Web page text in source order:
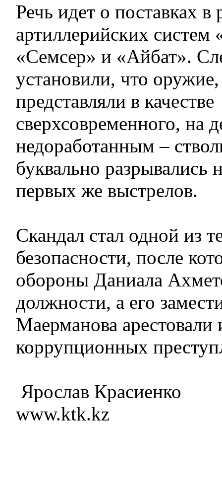
Речь идет о поставках в
артиллерийских систем
«Семсер» и «Айбат».
установили, что оружие,
представляли в качестве
сверхсовременного, на
недоработанным –
буквально разрывались
первых же выстрелов.
Скандал стал одной из
безопасности, после
обороны Даниала
должности, а его
Маерманова арестовали
коррупционных
Ярослав Красиенко
www.ktk.kz